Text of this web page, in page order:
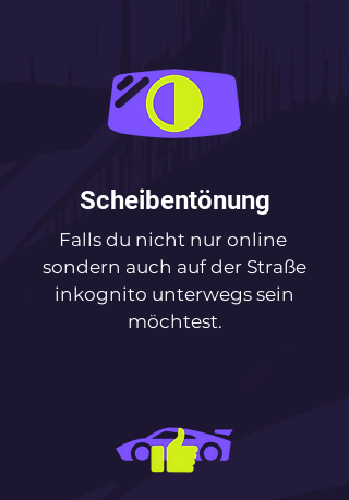
Scheibentönung
Falls du nicht nur online
sondern auch auf der Straße
inkognito unterwegs sein
möchtest.